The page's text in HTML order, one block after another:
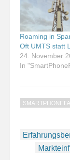
Roaming in
Oft UMTS statt
24. November
In